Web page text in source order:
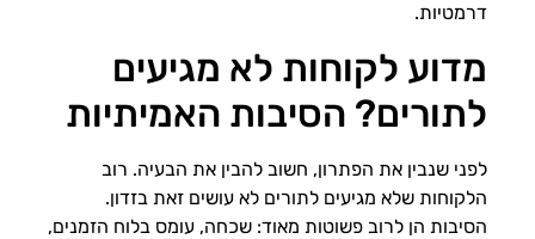
דרמטיות.
מדוע לקוחות לא מגיעים
לתורים? הסיבות האמיתיות
לפני שנבין את הפתרון, חשוב להבין את הבעיה. רוב
הלקוחות שלא מגיעים לתורים לא עושים זאת בזדון.
הסיבות הן לרוב פשוטות מאוד: שכחה, עומס בלוח הזמנים,